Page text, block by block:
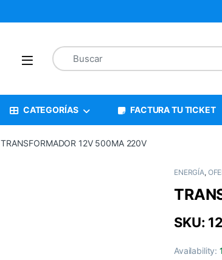
CATEGORÍAS FACTURA TU TICKET
TRANSFORMADOR 12V 500MA 220V
ENERGÍA,
SKU:
Availability: